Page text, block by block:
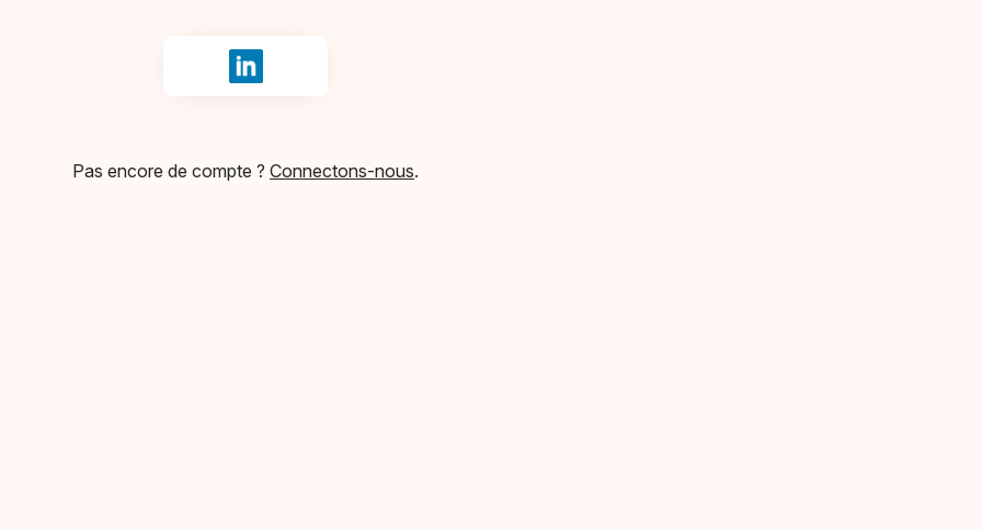
Se connecter avec LinkedIn
Pas encore de compte ? Connectons-nous.